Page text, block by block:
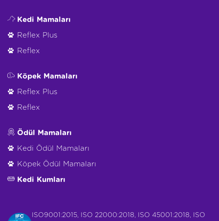
Kedi Mamaları
Reflex Plus
Reflex
Köpek Mamaları
Reflex Plus
Reflex
Ödül Mamaları
Kedi Ödül Mamaları
Köpek Ödül Mamaları
Kedi Kumları
ISO9001:2015, ISO 22000:2018, ISO 45001:2018, ISO